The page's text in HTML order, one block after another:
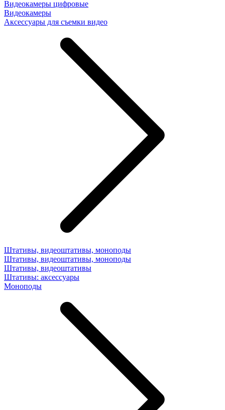
Видеокамеры цифровые
Видеокамеры
Аксессуары для съемки видео
Штативы, видеоштативы, моноподы
Штативы, видеоштативы, моноподы
Штативы, видеоштативы
Штативы: аксессуары
Моноподы